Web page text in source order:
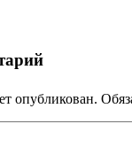
опубликован.